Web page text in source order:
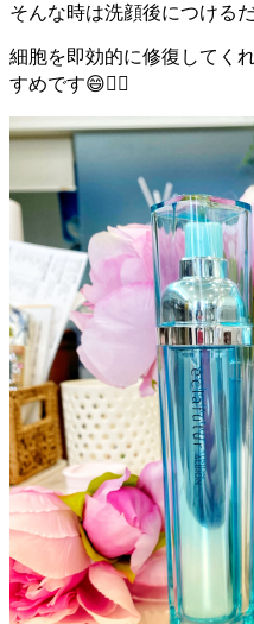
そんな時は洗顔後につけるだ
細胞を即効的に修復してく
すめです😄👍🏻